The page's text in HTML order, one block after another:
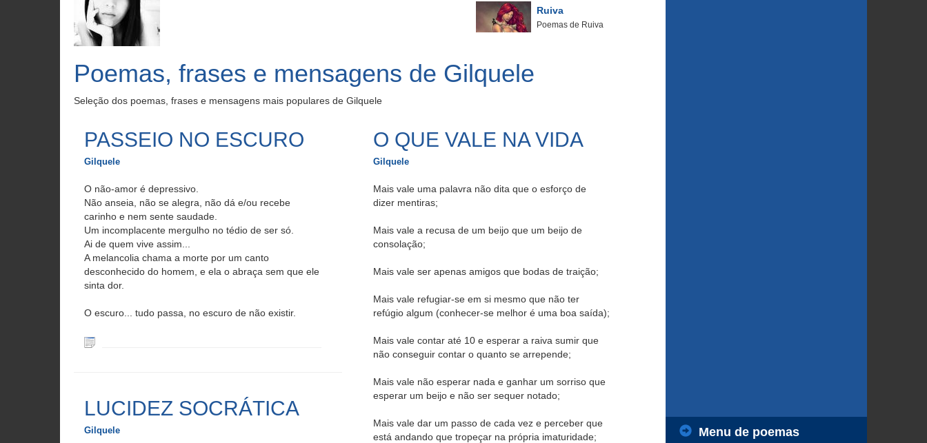
Ruiva
Poemas de Ruiva
Poemas, frases e mensagens de Gilquele
Seleção dos poemas, frases e mensagens mais populares de Gilquele
PASSEIO NO ESCURO
Gilquele
O não-amor é depressivo.
Não anseia, não se alegra, não dá e/ou recebe
carinho e nem sente saudade.
Um incomplacente mergulho no tédio de ser só.
Ai de quem vive assim...
A melancolia chama a morte por um canto
desconhecido do homem, e ela o abraça sem que ele
sinta dor.
O escuro... tudo passa, no escuro de não existir.
LUCIDEZ SOCRÁTICA
Gilquele
O QUE VALE NA VIDA
Gilquele
Mais vale uma palavra não dita que o esforço de
dizer mentiras;
Mais vale a recusa de um beijo que um beijo de
consolação;
Mais vale ser apenas amigos que bodas de traição;
Mais vale refugiar-se em si mesmo que não ter
refúgio algum (conhecer-se melhor é uma boa saída);
Mais vale contar até 10 e esperar a raiva sumir que
não conseguir contar o quanto se arrepende;
Mais vale não esperar nada e ganhar um sorriso que
esperar um beijo e não ser sequer notado;
Mais vale dar um passo de cada vez e perceber que
está andando que tropeçar na própria imaturidade;
Menu de poemas